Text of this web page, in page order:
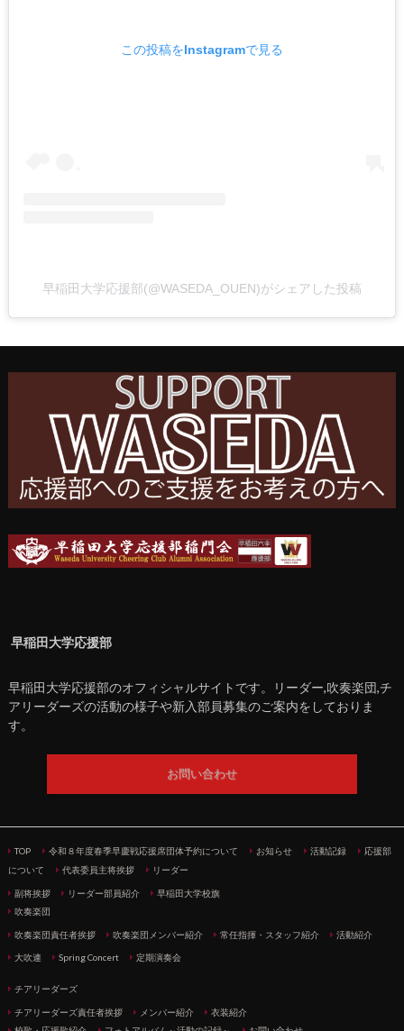
この投稿をInstagramで見る
早稲田大学応援部(@WASEDA_OUEN)がシェアした投稿
早稲田大学応援部
早稲田大学応援部のオフィシャルサイトです。リーダー,吹奏楽団,チ
アリーダーズの活動の様子や新入部員募集のご案内をしておりま
す。
お問い合わせ
TOP 令和８年度春季早慶戦応援席団体予約について お知らせ 活動記録
応援部
について
代表委員主将挨拶 リーダー
副将挨拶 リーダー部員紹介
早稲田大学校旗
吹奏楽団
吹奏楽団責任者挨拶 吹奏楽団メンバー紹介 常任指揮・スタッフ紹介 活動紹介
大吹連 Spring Concert 定期演奏会
チアリーダーズ
チアリーダーズ責任者挨拶 メンバー紹介
衣装紹介